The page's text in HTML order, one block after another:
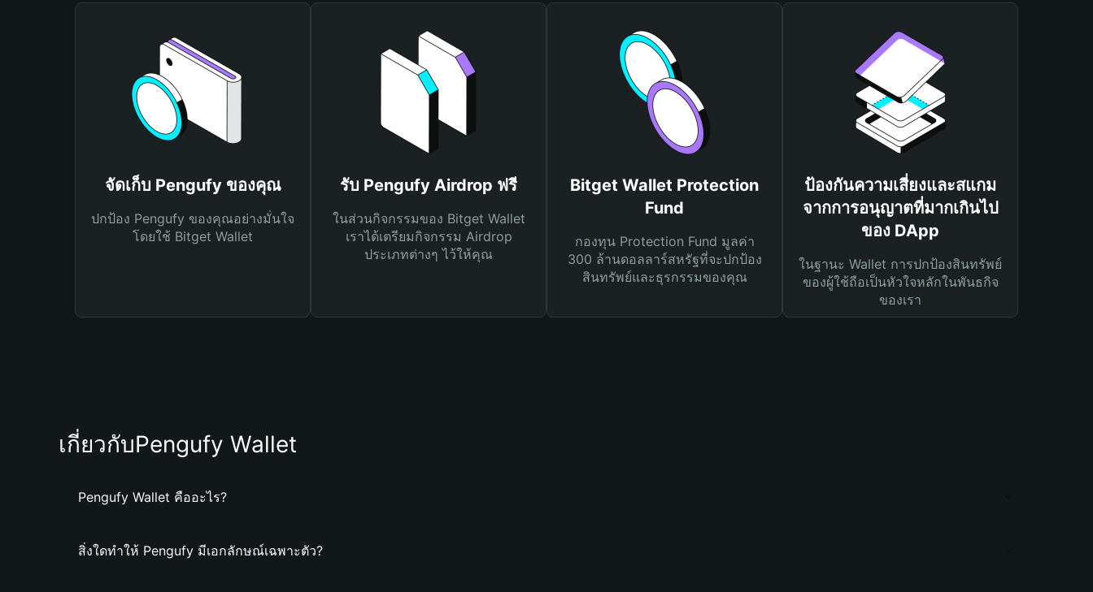
จัดเก็บ Pengufy ของคุณ
ปกป้อง Pengufy ของคุณอย่างมั่นใจ
โดยใช้ Bitget Wallet
รับ Pengufy Airdrop ฟรี
ในส่วนกิจกรรมของ Bitget Wallet
เราได้เตรียมกิจกรรม Airdrop
ประเภทต่างๆ ไว้ให้คุณ
Bitget Wallet Protection
Fund
กองทุน Protection Fund มูลค่า
300 ล้านดอลลาร์สหรัฐที่จะปกป้อง
สินทรัพย์และธุรกรรมของคุณ
ป้องกันความเสี่ยงและสแกม
จากการอนุญาตที่มากเกินไป
ของ DApp
ในฐานะ Wallet การปกป้องสินทรัพย์
ของผู้ใช้ถือเป็นหัวใจหลักในพันธกิจ
ของเรา
เกี่ยวกับPengufy Wallet
Pengufy Wallet คืออะไร?
สิ่งใดทำให้ Pengufy มีเอกลักษณ์เฉพาะตัว?